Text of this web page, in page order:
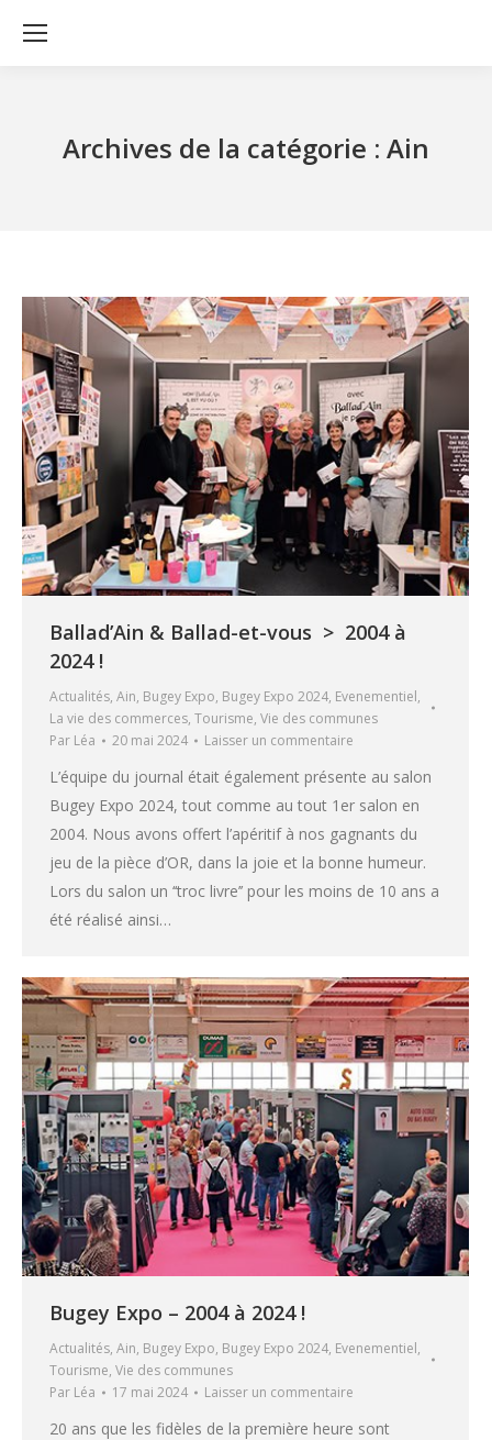
Archives de la catégorie : Ain
Ballad’Ain & Ballad-et-vous > 2004 à
2024 !
Actualités, Ain, Bugey Expo, Bugey Expo 2024, Evenementiel,
La vie des commerces, Tourisme, Vie des communes
Par Léa 20 mai 2024 Laisser un commentaire
L’équipe du journal était également présente au salon
Bugey Expo 2024, tout comme au tout 1er salon en
2004. Nous avons offert l’apéritif à nos gagnants du
jeu de la pièce d’OR, dans la joie et la bonne humeur.
Lors du salon un ‘‘troc livre’’ pour les moins de 10 ans a
été réalisé ainsi…
Bugey Expo – 2004 à 2024 !
Actualités, Ain, Bugey Expo, Bugey Expo 2024, Evenementiel,
Tourisme, Vie des communes
Par Léa 17 mai 2024 Laisser un commentaire
20 ans que les fidèles de la première heure sont